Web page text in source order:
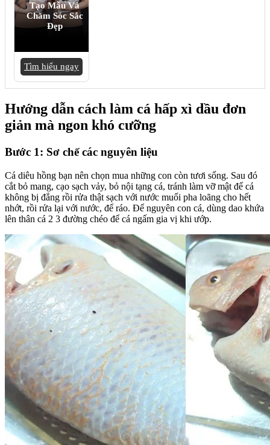
Tạo Mẫu Và
Chăm Sóc Sắc
Đẹp
Tìm hiểu ngay
Hướng dẫn cách làm cá hấp xì dầu đơn
giản mà ngon khó cưỡng
Bước 1: Sơ chế các nguyên liệu
Cá diêu hồng bạn nên chọn mua những con còn tươi sống. Sau đó
cắt bỏ mang, cạo sạch vảy, bỏ nội tạng cá, tránh làm vỡ mật để cá
không bị đắng rồi rửa thật sạch với nước muối pha loãng cho hết
nhớt, rồi rửa lại với nước, để ráo. Để nguyên con cá, dùng dao khứa
lên thân cá 2 3 đường chéo để cá ngấm gia vị khi ướp.